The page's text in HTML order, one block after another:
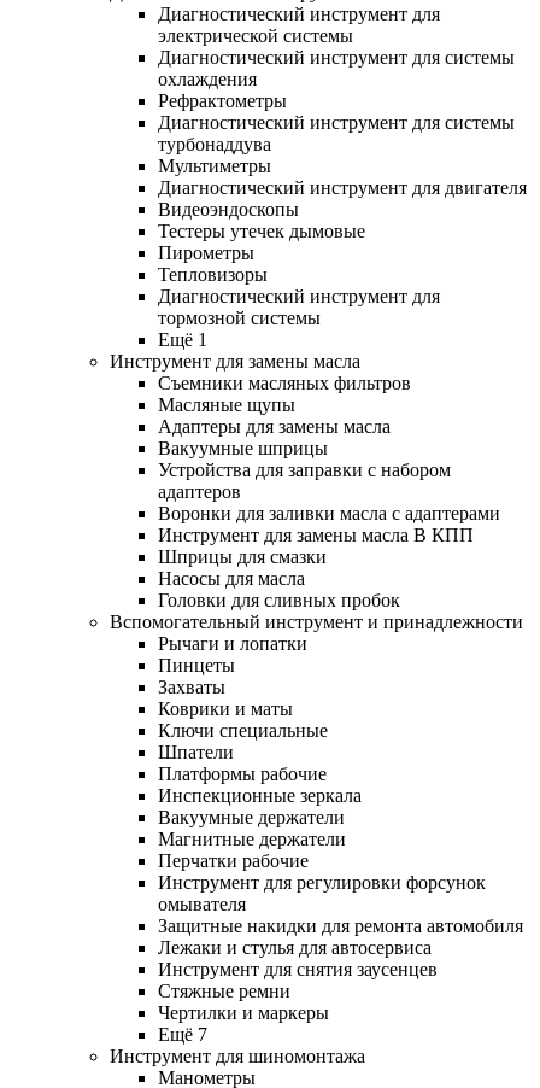
Диагностический инструмент для
электрической системы
Диагностический инструмент для системы
охлаждения
Рефрактометры
Диагностический инструмент для системы
турбонаддува
Мультиметры
Диагностический инструмент для двигателя
Видеоэндоскопы
Тестеры утечек дымовые
Пирометры
Тепловизоры
Диагностический инструмент для
тормозной системы
Ещё 1
Инструмент для замены масла
Съемники масляных фильтров
Масляные щупы
Адаптеры для замены масла
Вакуумные шприцы
Устройства для заправки с набором
адаптеров
Воронки для заливки масла с адаптерами
Инструмент для замены масла В КПП
Шприцы для смазки
Насосы для масла
Головки для сливных пробок
Вспомогательный инструмент и принадлежности
Рычаги и лопатки
Пинцеты
Захваты
Коврики и маты
Ключи специальные
Шпатели
Платформы рабочие
Инспекционные зеркала
Вакуумные держатели
Магнитные держатели
Перчатки рабочие
Инструмент для регулировки форсунок
омывателя
Защитные накидки для ремонта автомобиля
Лежаки и стулья для автосервиса
Инструмент для снятия заусенцев
Стяжные ремни
Чертилки и маркеры
Ещё 7
Инструмент для шиномонтажа
Манометры